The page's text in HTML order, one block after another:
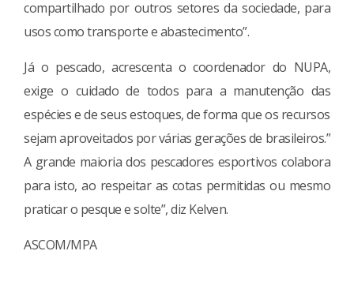
compartilhado por outros setores da sociedade, para
usos como transporte e abastecimento”.
Já o pescado, acrescenta o coordenador do NUPA,
exige o cuidado de todos para a manutenção das
espécies e de seus estoques, de forma que os recursos
sejam aproveitados por várias gerações de brasileiros.”
A grande maioria dos pescadores esportivos colabora
para isto, ao respeitar as cotas permitidas ou mesmo
praticar o pesque e solte”, diz Kelven.
ASCOM/MPA